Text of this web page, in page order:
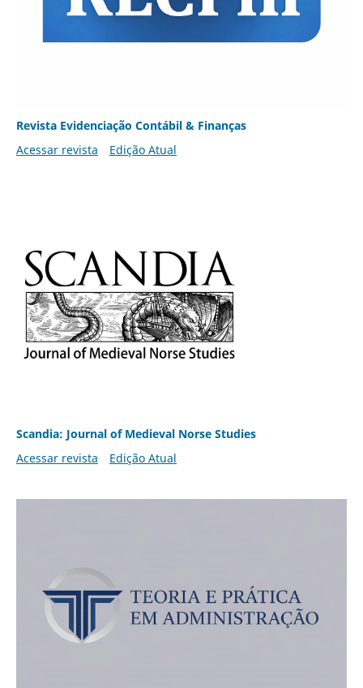
Revista Evidenciação Contábil & Finanças
Acessar revista
Edição Atual
Scandia: Journal of Medieval Norse Studies
Acessar revista
Edição Atual